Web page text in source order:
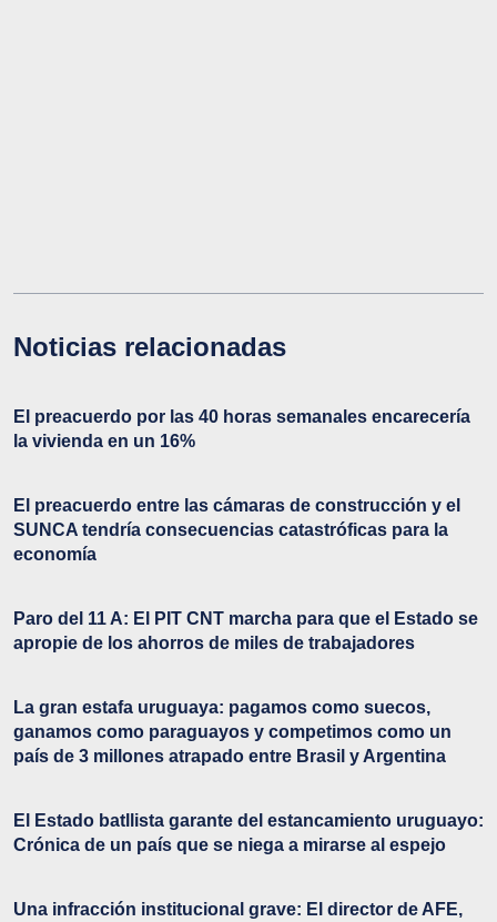
Noticias relacionadas
El preacuerdo por las 40 horas semanales encarecería
la vivienda en un 16%
El preacuerdo entre las cámaras de construcción y el
SUNCA tendría consecuencias catastróficas para la
economía
Paro del 11 A: El PIT CNT marcha para que el Estado se
apropie de los ahorros de miles de trabajadores
La gran estafa uruguaya: pagamos como suecos,
ganamos como paraguayos y competimos como un
país de 3 millones atrapado entre Brasil y Argentina
El Estado batllista garante del estancamiento uruguayo:
Crónica de un país que se niega a mirarse al espejo
Una infracción institucional grave: El director de AFE,